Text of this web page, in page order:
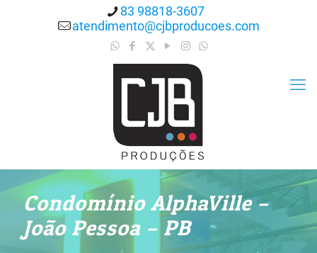
83 98818-3607
atendimento@cjbproducoes.com
Condomínio AlphaVille –
João Pessoa – PB